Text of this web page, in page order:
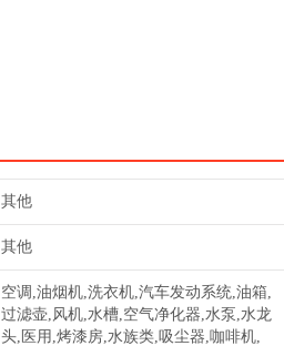
其他
其他
空调,油烟机,洗衣机,汽车发动系统,油箱,
过滤壶,风机,水槽,空气净化器,水泵,水龙
头,医用,烤漆房,水族类,吸尘器,咖啡机,